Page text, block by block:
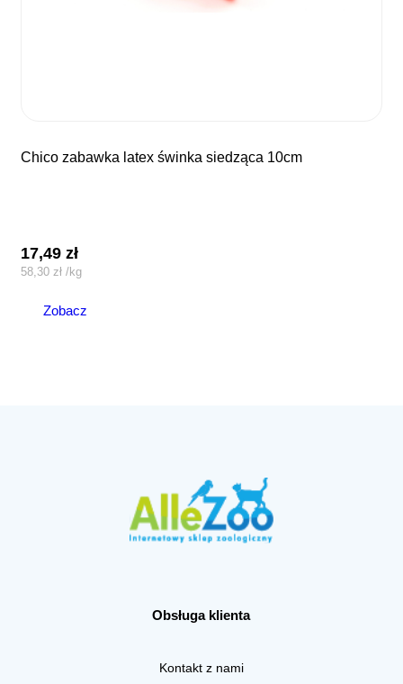
chico zabawka latex świnka siedząca 10cm
17,49zł
58,30zł /kg
Zobacz
Obsługa klienta
Kontakt z nami